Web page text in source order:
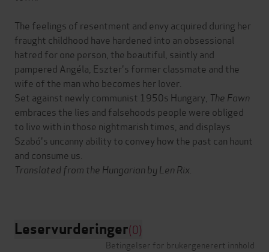
The feelings of resentment and envy acquired during her
fraught childhood have hardened into an obsessional
hatred for one person, the beautiful, saintly and
pampered Angéla, Eszter's former classmate and the
wife of the man who becomes her lover.
Set against newly communist 1950s Hungary, The Fawn
embraces the lies and falsehoods people were obliged
to live with in those nightmarish times, and displays
Szabó's uncanny ability to convey how the past can haunt
and consume us.
Translated from the Hungarian by Len Rix.
Leservurderinger(0)
Betingelser for brukergenerert innhold